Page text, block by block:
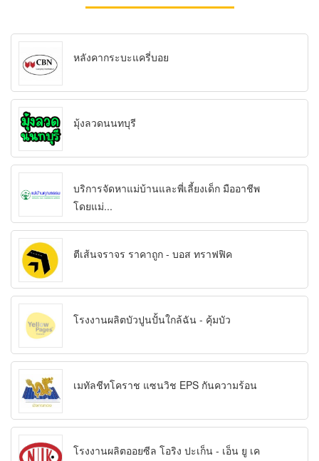
หลังคากระบะแครี่บอย
มุ้งลวดนนทบุรี
บริการจัดหาแม่บ้านและพี่เลี้ยงเด็ก มืออาชีพ
โดยแม่...
ตีเส้นจราจร ราคาถูก - บอส ทราฟฟิค
โรงงานผลิตบัวปูนปั้นใกล้ฉัน - คุ้มบัว
เมทัลชีทโคราช แซนวิช EPS กันความร้อน
โรงงานผลิตออยซีล โอริง ปะเก็น - เอ็น ยู เค